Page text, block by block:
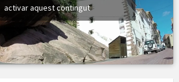
activar aquest contingut